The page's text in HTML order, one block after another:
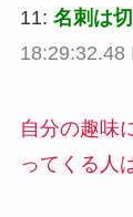
11: 名刺は
18:29:32.48
自分の趣味
ってくる人